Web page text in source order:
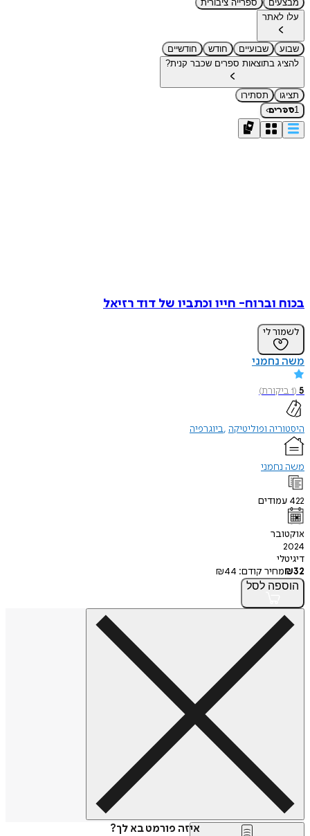
מבצעים
ספרייה ציבורית
עלו לאתר
שבוע שבועיים חודש
חודשיים
להציג בתוצאות ספרים שכבר קנית?
תציגו
תסתירו
1ספרים›
בכוח וברוח- חייו וכתביו של דוד רזיאל
לשמור לי
משה נחמני
5
(
1ביקורת)
היסטוריה ופוליטיקה ביוגרפיה
משה נחמני
422 עמודים
אוקטובר
2024
דיגיטלי
₪32 מחיר קודם: ₪44
הוספה לסל
איזה פורמט בא לך?